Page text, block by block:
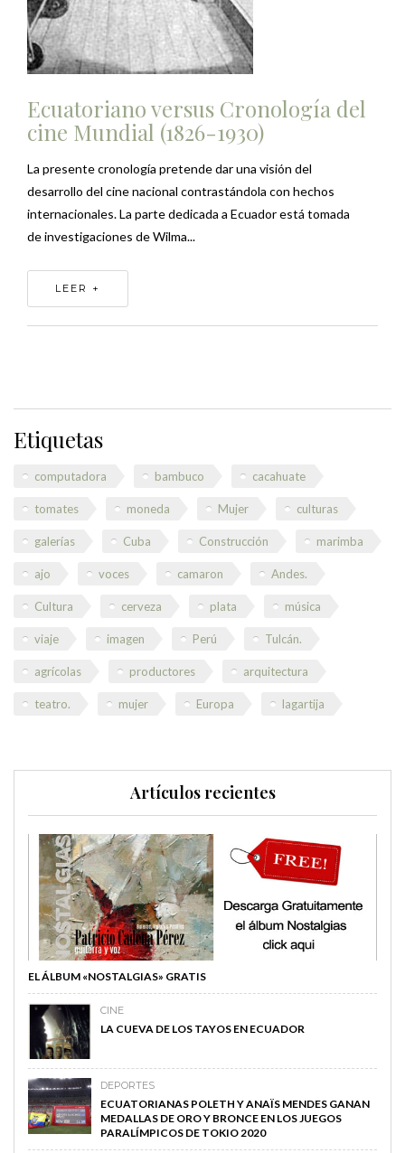
Ecuatoriano versus Cronología del
cine Mundial (1826-1930)
La presente cronología pretende dar una visión del
desarrollo del cine nacional contrastándola con hechos
internacionales. La parte dedicada a Ecuador está tomada
de investigaciones de Wilma...
LEER +
Etiquetas
computadora bambuco cacahuate
tomates moneda Mujer culturas
galerías Cuba Construcción marimba
ajo voces camaron Andes.
Cultura cerveza plata música
viaje imagen Perú Tulcán.
agrícolas productores arquitectura
teatro. mujer Europa lagartija
Artículos recientes
EL ÁLBUM «NOSTALGIAS» GRATIS
CINE
LA CUEVA DE LOS TAYOS EN ECUADOR
DEPORTES
ECUATORIANAS POLETH Y ANAÏS MENDES GANAN
MEDALLAS DE ORO Y BRONCE EN LOS JUEGOS
PARALÍMPICOS DE TOKIO 2020